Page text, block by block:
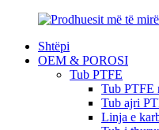
Shtëpi
OEM & POROSI
Tub PTFE
Tub PTFE
Tub ajri
Linja e